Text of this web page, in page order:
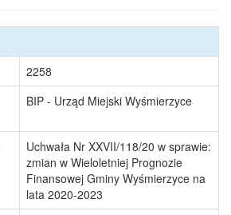
2258
BIP - Urząd Miejski Wyśmierzyce
Uchwała Nr XXVII/118/20 w sprawie:
zmian w Wieloletniej Prognozie
Finansowej Gminy Wyśmierzyce na
lata 2020-2023